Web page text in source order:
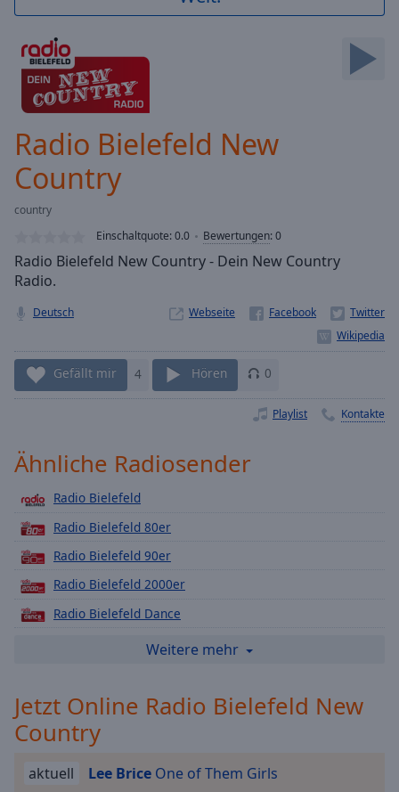
Backward
Forward
Mute
Current
Time0:00
Duration -:-
0.00%
LIVE
live,
currently
behind
Remaining
1x
Chapters
Chapters
Descriptions
descriptions
off ,
opens
subtitles
settings
dialog
Radio Bielefeld New
Country
country
Einschaltquote:0.0 Bewertungen:0
Radio Bielefeld New Country - Dein New Country
Radio.
Deutsch Webseite
Gefällt mir 4 Hören 0
Playlist Kontakte
Ähnliche Radiosender
Radio Bielefeld
Radio Bielefeld 80er
Radio Bielefeld 90er
Radio Bielefeld 2000er
Radio Bielefeld Dance
Radio Bielefeld Deutsch Pop
Radio Bielefeld Lounge
Radio Bielefeld Love
Weitere mehr
Jetzt Online Radio Bielefeld New
Country
aktuell Lee Brice One of Them Girls